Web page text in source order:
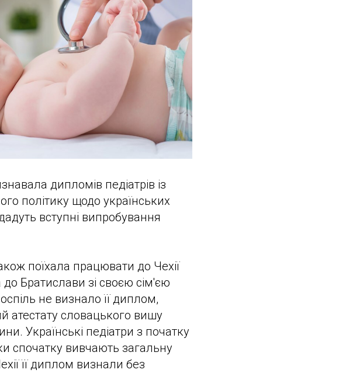
дипломів педіатрів із
політику щодо українських
вступні випробування
поїхала працювати до Чехії
Братислави зі своєю сім'єю
не визнало її диплом,
атестату словацького вишу
Українські педіатри з початку
спочатку вивчають загальну
її диплом визнали без